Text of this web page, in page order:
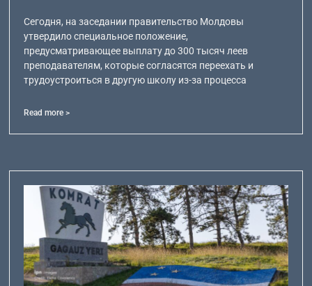
Сегодня, на заседании правительство Молдовы
утвердило специальное положение,
предусматривающее выплату до 300 тысяч леев
преподавателям, которые согласятся переехать и
трудоустроиться в другую школу из-за процесса
Read more >